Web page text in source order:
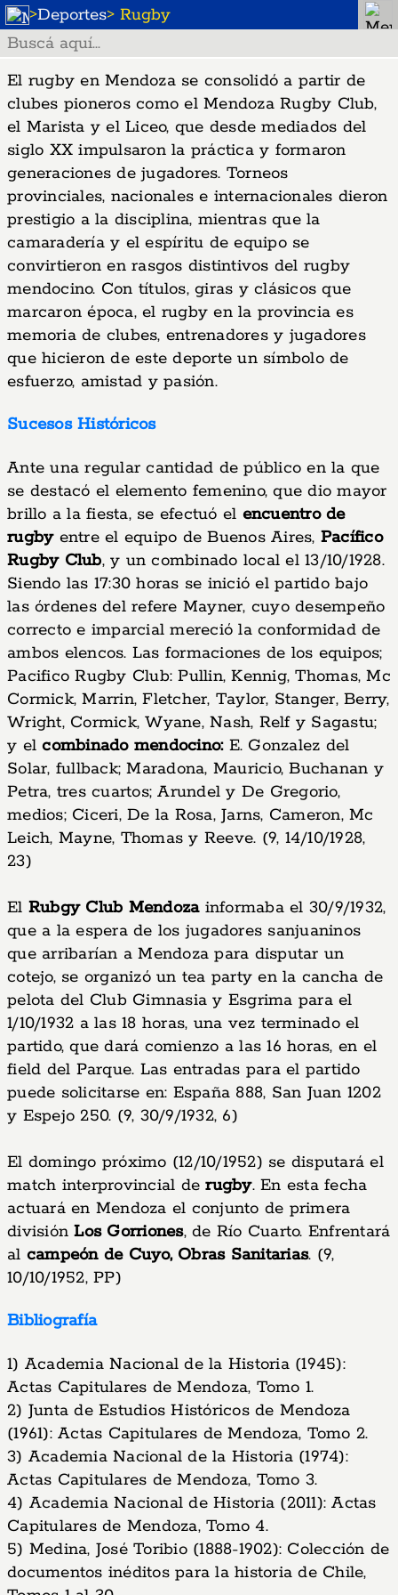
>Deportes> Rugby
El rugby en Mendoza se consolidó a partir de
clubes pioneros como el Mendoza Rugby Club,
el Marista y el Liceo, que desde mediados del
siglo XX impulsaron la práctica y formaron
generaciones de jugadores. Torneos
provinciales, nacionales e internacionales dieron
prestigio a la disciplina, mientras que la
camaradería y el espíritu de equipo se
convirtieron en rasgos distintivos del rugby
mendocino. Con títulos, giras y clásicos que
marcaron época, el rugby en la provincia es
memoria de clubes, entrenadores y jugadores
que hicieron de este deporte un símbolo de
esfuerzo, amistad y pasión.
Sucesos Históricos
Ante una regular cantidad de público en la que
se destacó el elemento femenino, que dio mayor
brillo a la fiesta, se efectuó el encuentro de
rugbyentre el equipo de Buenos Aires, Pacífico
Rugby Club, y un combinado local el 13/10/1928.
Siendo las 17:30 horas se inició el partido bajo
las órdenes del refere Mayner, cuyo desempeño
correcto e imparcial mereció la conformidad de
ambos elencos. Las formaciones de los equipos;
Pacifico Rugby Club: Pullin, Kennig, Thomas, Mc
Cormick, Marrin, Fletcher, Taylor, Stanger, Berry,
Wright, Cormick, Wyane, Nash, Relf y Sagastu;
y elcombinado mendocino:E. Gonzalez del
Solar, fullback; Maradona, Mauricio, Buchanan y
Petra, tres cuartos; Arundel y De Gregorio,
medios; Ciceri, De la Rosa, Jarns, Cameron, Mc
Leich, Mayne, Thomas y Reeve. (9, 14/10/1928,
23)
El Rubgy Club Mendozainformaba el 30/9/1932,
que a la espera de los jugadores sanjuaninos
que arribarían a Mendoza para disputar un
cotejo, se organizó un tea party en la cancha de
pelota del Club Gimnasia y Esgrima para el
1/10/1932 a las 18 horas, una vez terminado el
partido, que dará comienzo a las 16 horas, en el
field del Parque. Las entradas para el partido
puede solicitarse en: España 888, San Juan 1202
y Espejo 250. (9, 30/9/1932, 6)
El domingo próximo (12/10/1952) se disputará el
match interprovincial derugby. En esta fecha
actuará en Mendoza el conjunto de primera
divisiónLos Gorriones, de Río Cuarto. Enfrentará
al campeón de Cuyo, Obras Sanitarias. (9,
10/10/1952, PP)
Bibliografía
1) Academia Nacional de la Historia (1945):
Actas Capitulares de Mendoza, Tomo 1.
2) Junta de Estudios Históricos de Mendoza
(1961): Actas Capitulares de Mendoza, Tomo 2.
3) Academia Nacional de la Historia (1974):
Actas Capitulares de Mendoza, Tomo 3.
4) Academia Nacional de Historia (2011): Actas
Capitulares de Mendoza, Tomo 4.
5) Medina, José Toribio (1888-1902): Colección de
documentos inéditos para la historia de Chile,